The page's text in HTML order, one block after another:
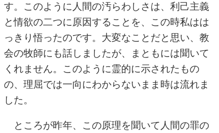
す。このように人間の汚らわしさは、利己主義
と情欲の二つに原因することを、この時私はは
っきり悟ったのです。大変なことだと思い、教
会の牧師にも話しましたが、まともには聞いて
くれません。このように霊的に示されたもの
の、理屈では一向にわからないまま時は流れま
した。
ところが昨年、この原理を聞いて人間の罪の